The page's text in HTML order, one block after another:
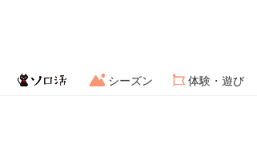
シーズン 体験・遊び